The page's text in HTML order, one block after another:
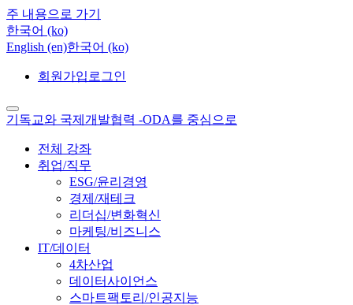
주 내용으로 가기
한국어 ‎(ko)‎
English ‎(en)‎한국어 ‎(ko)‎
회원가입 로그인
기독교와 국제개발협력 -ODA를 중심으로
전체 강좌
취업/직무
ESG/윤리경영
경제/재테크
리더십/변화혁신
마케팅/비즈니스
IT/데이터
4차산업
데이터사이언스
스마트팩토리/인공지능